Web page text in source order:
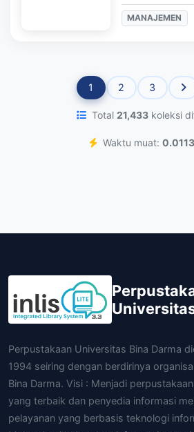
MANAJEMEN
1 2 3
Total 21,433 koleksi
Waktu muat: 0.0113
Perpustakaan Universitas Bina Darma
1994 seiring dengan berdirinya
Bina Darma. Visi : Menjadi
yang terbaik dan penyedia informasi
pelayanan yang berbasis teknologi